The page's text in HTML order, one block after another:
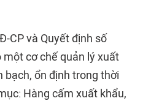
CP và Quyết định số
cơ chế quản lý xuất
bạch, ổn định trong thời
Hàng cấm xuất khẩu,